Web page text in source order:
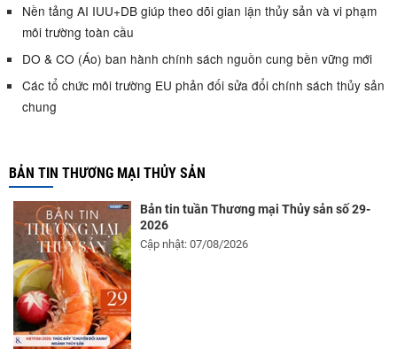
Nền tảng AI IUU+DB giúp theo dõi gian lận thủy sản và vi phạm
môi trường toàn cầu
DO & CO (Áo) ban hành chính sách nguồn cung bền vững mới
Các tổ chức môi trường EU phản đối sửa đổi chính sách thủy sản
chung
BẢN TIN THƯƠNG MẠI THỦY SẢN
Bản tin tuần Thương mại Thủy sản số 29-
2026
Cập nhật: 07/08/2026